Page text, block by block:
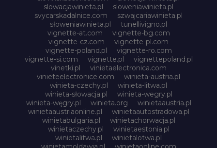
slowacjawinieta.pl
sloweniawinieta.pl
svycarskadalnice.com
szwajcariawinieta.pl
słoweniawinieta.pl
tunellivigno.pl
vignette-at.com
vignette-bg.com
vignette-cz.com
vignette-pl.com
vignette-poland.pl
vignette-ro.com
vignette-si.com
vignette.pl
vignettepoland.pl
vinetki.pl
vinietaelectronica.com
vinieteelectronice.com
winieta-austria.pl
winieta-czechy.pl
winieta-litwa.pl
winieta-słowacja.pl
winieta-wegry.pl
winieta-węgry.pl
winieta.org
winietaaustria.pl
winietaaustriaonline.pl
winietaautostradowa.pl
winietabulgaria.pl
winietachorwacja.pl
winietaczechy.pl
winietaestonia.pl
winietalitwa.pl
winietalotwa.pl